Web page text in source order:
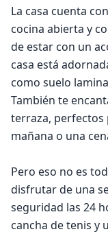
La casa cuenta
cocina abierta y
de estar con un
casa está
como suelo
También te
terraza, perfectos
mañana o una
Pero eso no es
disfrutar de una
seguridad las 24
cancha de tenis y